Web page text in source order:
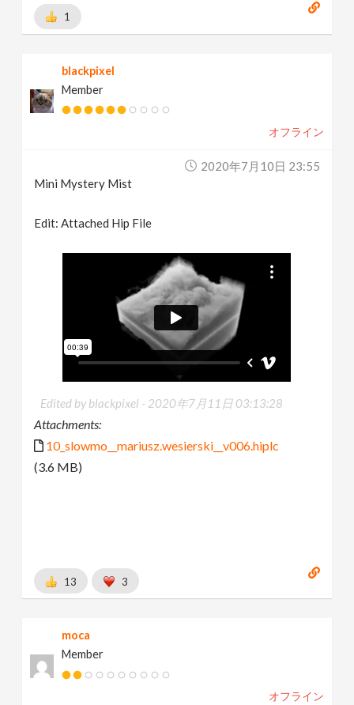
1
blackpixel
Member
オフライン
2020年7月10日 23:55
Mini Mystery Mist
Edit: Attached Hip File
Edited by blackpixel - 2020年7月11日 03:13:28
Attachments:
10_slowmo__mariusz.wesierski__v006.hiplc
(3.6 MB)
13 3
moca
Member
オフライン